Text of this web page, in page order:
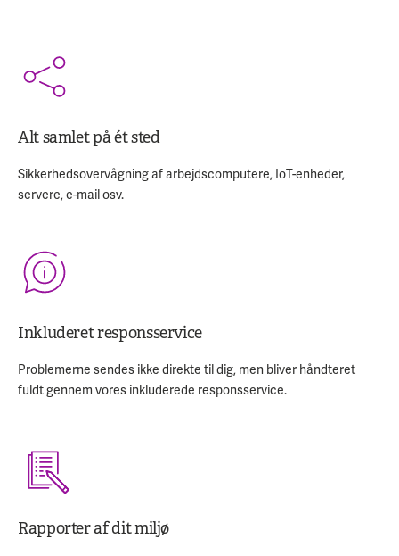
Alt samlet på ét sted
Sikkerhedsovervågning af arbejdscomputere, IoT-enheder,
servere, e-mail osv.
Inkluderet responsservice
Problemerne sendes ikke direkte til dig, men bliver håndteret
fuldt gennem vores inkluderede responsservice.
Rapporter af dit miljø